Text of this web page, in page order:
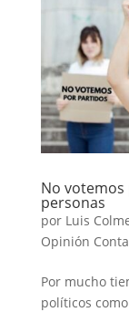
No
personas
por Luis
Opinión
Por mucho
políticos